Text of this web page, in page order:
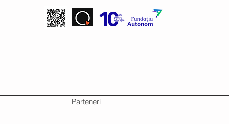
Parteneri